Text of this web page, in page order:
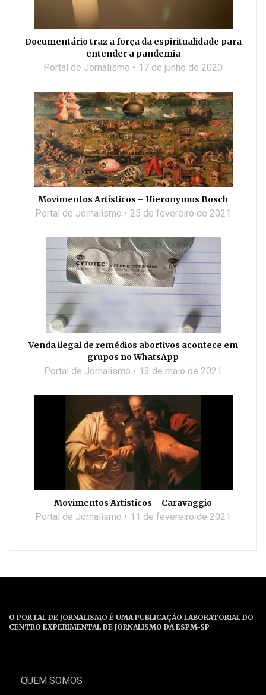
Documentário traz a força da espiritualidade para
entender a pandemia
Portal de Jornalismo 17 de junho de 2020
Movimentos Artísticos – Hieronymus Bosch
Portal de Jornalismo 25 de fevereiro de 2021
Venda ilegal de remédios abortivos acontece em
grupos no WhatsApp
Portal de Jornalismo 13 de maio de 2021
Movimentos Artísticos – Caravaggio
Portal de Jornalismo 11 de fevereiro de 2021
O PORTAL DE JORNALISMO É UMA PUBLICAÇÃO LABORATORIAL DO
CENTRO EXPERIMENTAL DE JORNALISMO DA ESPM-SP
QUEM SOMOS